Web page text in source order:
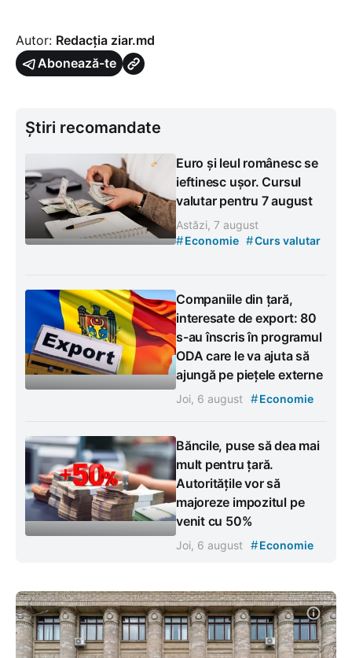
Autor: Redacția ziar.md
Abonează-te
Știri recomandate
Euro și leul românesc se
ieftinesc ușor. Cursul
valutar pentru 7 august
Astăzi, 7 august
#Economie #Curs valutar
Companiile din țară,
interesate de export: 80
s-au înscris în programul
ODA care le va ajuta să
ajungă pe piețele externe
Joi, 6 august #Economie
Băncile, puse să dea mai
mult pentru țară.
Autoritățile vor să
majoreze impozitul pe
venit cu 50%
Joi, 6 august #Economie